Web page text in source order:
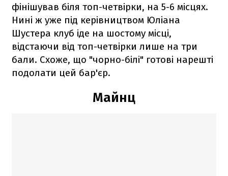
фінішував біля топ-четвірки, на 5-6 місцях.
Нині ж уже під керівництвом Юліана
Шустера клуб іде на шостому місці,
відстаючи від топ-четвірки лише на три
бали. Схоже, що "чорно-білі" готові нарешті
подолати цей бар'єр.
Майнц